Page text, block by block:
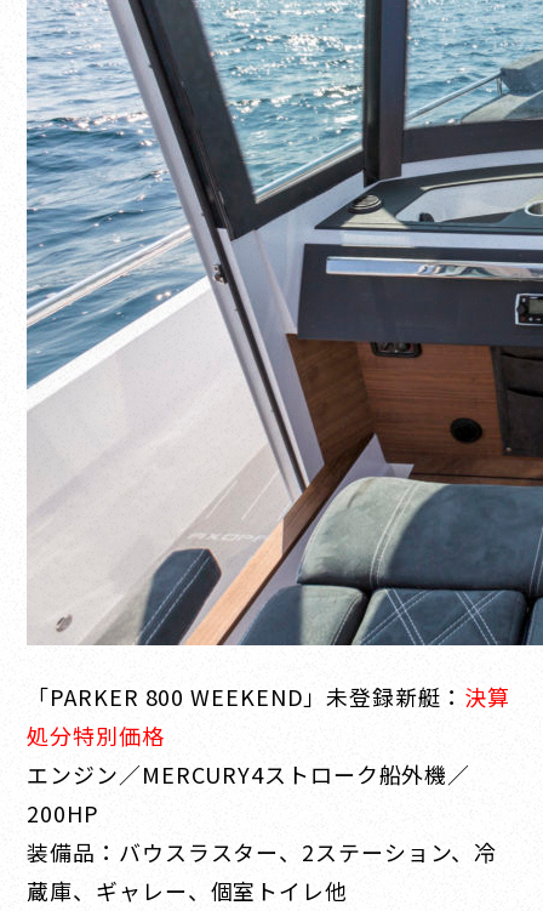
「PARKER 800 WEEKEND」未登録新艇： 決算
処分特別価格
エンジン／MERCURY4ストローク船外機／
200HP
装備品：バウスラスター、2ステーション、冷
蔵庫、ギャレー、個室トイレ他